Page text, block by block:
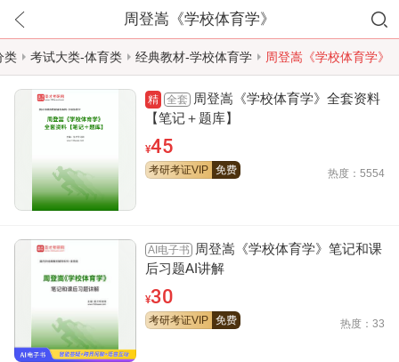
周登嵩《学校体育学》
类 考试大类-体育类 经典教材-学校体育学 周登嵩《学校体育学》
精 全套
周登嵩《学校体育学》全套资料
【笔记＋题库】
¥45
考研考证VIP 免费 热度：5554
AI电子书
周登嵩《学校体育学》笔记和课
后习题AI讲解
¥30
考研考证VIP 免费 热度：33